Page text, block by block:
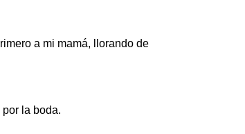
a mi mamá, llorando de
la boda.